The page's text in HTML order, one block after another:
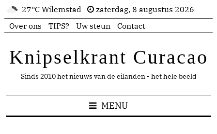
27°C Wilemstad
zaterdag, 8 augustus 2026
Over ons
TIPS? Uw steun Contact
Knipselkrant Curacao
Sinds 2010 het nieuws van de eilanden - het hele beeld
MENU